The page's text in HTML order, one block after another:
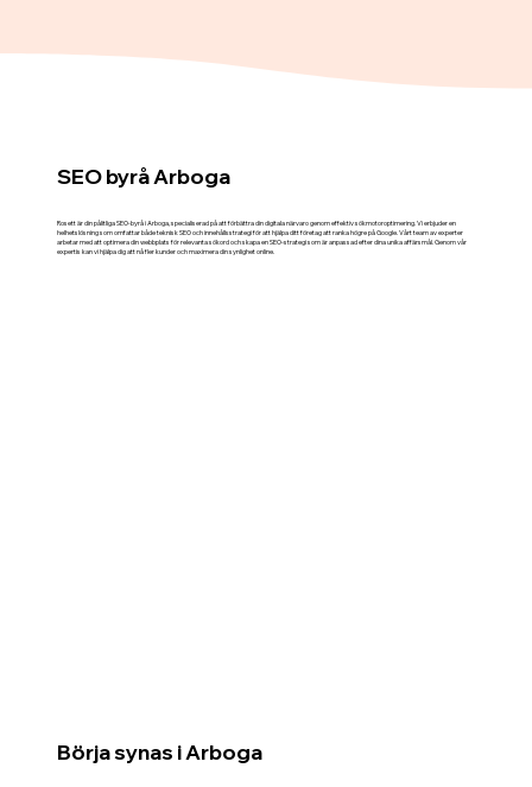
Rosett är din pålitliga SEO-byrå i Arboga, specialiserad på att förbättra din digitala närvaro genom effektiv sökmotoroptimering. Vi erbjuder en
helhetslösning som omfattar både teknisk SEO och innehållsstrategi för att hjälpa ditt företag att ranka högre på Google. Vårt team av experter
arbetar med att optimera din webbplats för relevanta sökord och skapa en SEO-strategi som är anpassad efter dina unika affärsmål. Genom vår
expertis kan vi hjälpa dig att nå fler kunder och maximera din synlighet online.
SEO byrå Arboga
Börja synas i Arboga